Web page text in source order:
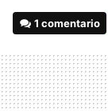
1 comentario